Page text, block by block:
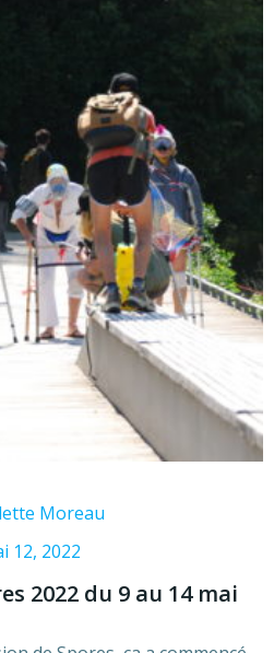
Moreau
12, 2022
2022 du 9 au 14 mai